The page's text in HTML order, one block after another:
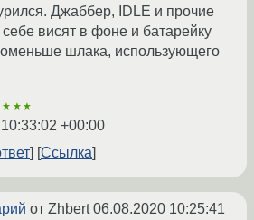
Джаббер, IDLE и прочие
висят в фоне и батарейку
шлака, использующего
+00:00
Ссылка
от Zhbert06.08.2020 10:25:41